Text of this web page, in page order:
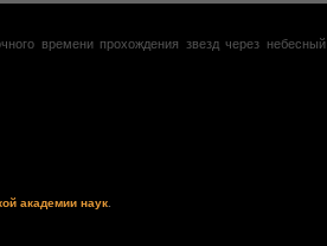
времени прохождения звезд через небесный
академии наук.